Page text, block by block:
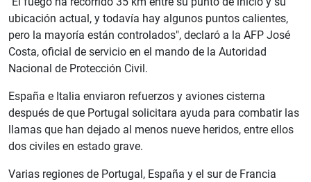
ubicación actual, y todavía hay algunos puntos calientes,
pero la mayoría están controlados", declaró a la AFP José
Costa, oficial de servicio en el mando de la Autoridad
Nacional de Protección Civil.
España e Italia enviaron refuerzos y aviones cisterna
después de que Portugal solicitara ayuda para combatir las
llamas que han dejado al menos nueve heridos, entre ellos
dos civiles en estado grave.
Varias regiones de Portugal, España y el sur de Francia